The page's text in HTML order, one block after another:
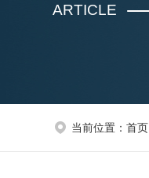
ARTICLE
当前位置：首页